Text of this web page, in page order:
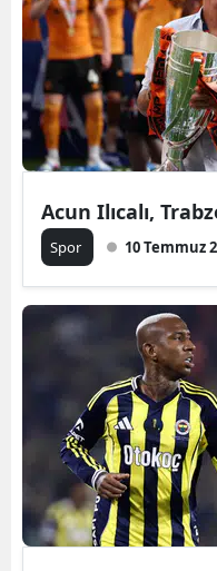
Acun Ilıcalı,
Spor 10 Temmuz